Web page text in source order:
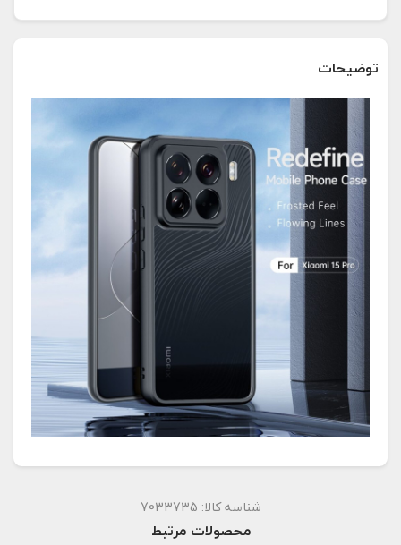
توضیحات
شناسه کالا: 7033735
محصولات مرتبط